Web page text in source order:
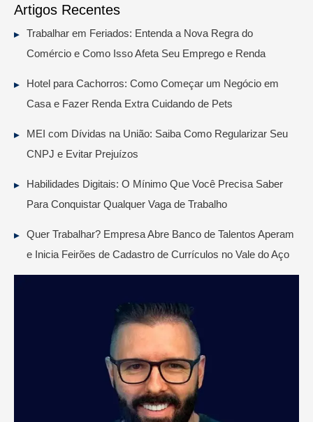
Artigos Recentes
Trabalhar em Feriados: Entenda a Nova Regra do
Comércio e Como Isso Afeta Seu Emprego e Renda
Hotel para Cachorros: Como Começar um Negócio em
Casa e Fazer Renda Extra Cuidando de Pets
MEI com Dívidas na União: Saiba Como Regularizar Seu
CNPJ e Evitar Prejuízos
Habilidades Digitais: O Mínimo Que Você Precisa Saber
Para Conquistar Qualquer Vaga de Trabalho
Quer Trabalhar? Empresa Abre Banco de Talentos Aperam
e Inicia Feirões de Cadastro de Currículos no Vale do Aço